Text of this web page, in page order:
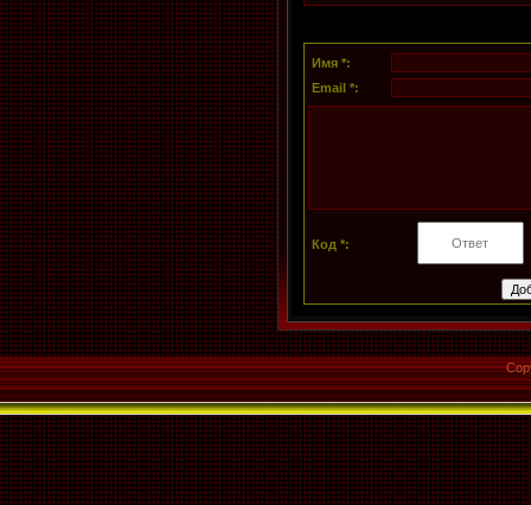
Имя *:
Email *:
Код *: